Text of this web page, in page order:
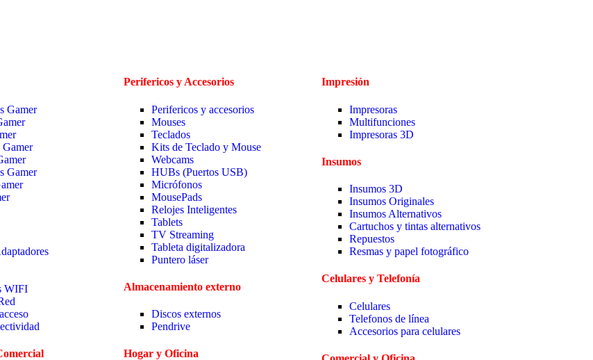
Gamer
Gamer
Gamer
WIFI
Perifericos y Accesorios
Perifericos y accesorios
Mouses
Teclados
Kits de Teclado y Mouse
Webcams
HUBs (Puertos USB)
Micrófonos
MousePads
Relojes Inteligentes
Tablets
TV Streaming
Tableta digitalizadora
Puntero láser
Almacenamiento externo
Discos externos
Pendrive
Hogar y Oficina
Impresión
Impresoras
Multifunciones
Impresoras 3D
Insumos
Insumos 3D
Insumos Originales
Insumos Alternativos
Cartuchos y tintas alternativos
Repuestos
Resmas y papel fotográfico
Celulares y Telefonía
Celulares
Telefonos de línea
Accesorios para celulares